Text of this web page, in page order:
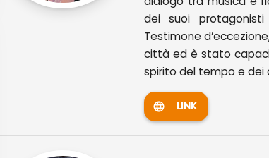
dei suoi
Testimone
città ed è stato
spirito del tempo e dei
LINK